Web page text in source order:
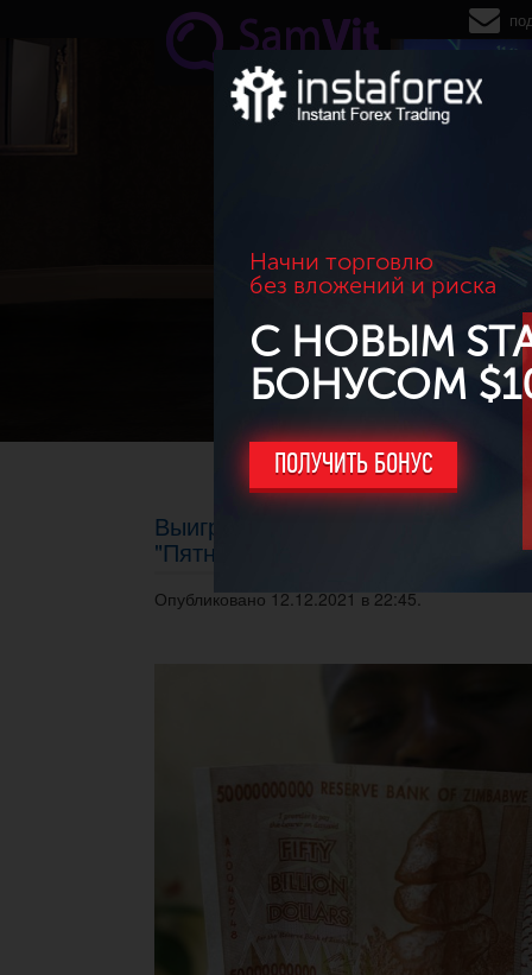
Перейти к основному содержанию
Начни торговлю
без вложений и риска
С НОВЫМ
БОНУСОМ
ПОЛУЧИТЬ БОНУС
Выиграл 5000 рублей в конкурсе
"Пятничный блиц"
Опубликовано 12.12.2021 в 22:45.